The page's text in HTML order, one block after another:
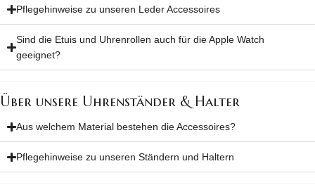
Pflegehinweise zu unseren Leder Accessoires
Sind die Etuis und Uhrenrollen auch für die Apple Watch
geeignet?
Über unsere Uhrenständer & Halter
Aus welchem Material bestehen die Accessoires?
Pflegehinweise zu unseren Ständern und Haltern